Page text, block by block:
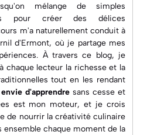
mélange de simples
pour créer des délices
m'a naturellement conduit à
d'Ermont, où je partage mes
À travers ce blog, je
chaque lecteur la richesse et la
tout en les rendant
d'apprendresans cesse et
est mon moteur, et je crois
de nourrir la créativité culinaire
ensemble chaque moment de la